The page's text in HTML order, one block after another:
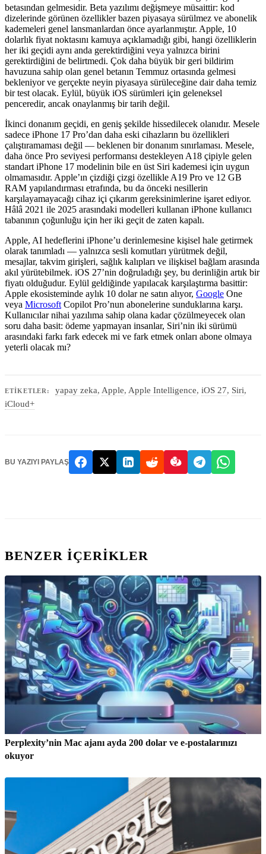
betasından gelmesidir. Beta yazılımı değişmeye müsaittir: kod
dizelerinde görünen özellikler bazen piyasaya sürülmez ve abonelik
kademeleri genel lansmanlardan önce ayarlanmıştır. Apple, 10
dolarlık fiyat noktasını kamuya açıklamadığı gibi, hangi özelliklerin
her iki geçidi aynı anda gerektirdiğini veya yalnızca birini
gerektirdiğini de belirtmedi. Çok daha büyük bir geri bildirim
havuzuna sahip olan genel betanın Temmuz ortasında gelmesi
bekleniyor ve gerçekte neyin piyasaya sürüleceğine dair daha temiz
bir test olacak. Eylül, büyük iOS sürümleri için geleneksel
penceredir, ancak onaylanmış bir tarih değil.
İkinci donanım geçidi, en geniş şekilde hissedilecek olanıdır. Mesele
sadece iPhone 17 Pro’dan daha eski cihazların bu özellikleri
çalıştıramaması değil — beklenen bir donanım sınırlaması. Mesele,
daha önce Pro seviyesi performansı destekleyen A18 çipiyle gelen
standart iPhone 17 modelinin bile en üst Siri kademesi için uygun
olmamasıdır. Apple’ın çizdiği çizgi özellikle A19 Pro ve 12 GB
RAM yapılandırması etrafında, bu da önceki nesillerin
karşılayamayacağı cihaz içi çıkarım gereksinimlerine işaret ediyor.
Hâlâ 2021 ile 2025 arasındaki modelleri kullanan iPhone kullanıcı
tabanının çoğunluğu için her iki geçit de zaten kapalı.
Apple, AI hedeflerini iPhone’u derinlemesine kişisel hale getirmek
olarak tanımladı — yalnızca sesli komutları yürütmek değil,
mesajlar, takvim girişleri, sağlık kalıpları ve ilişkisel bağlam arasında
akıl yürütebilmek. iOS 27’nin doğruladığı şey, bu derinliğin artık bir
fiyatı olduğudur. Eylül geldiğinde yapılacak karşılaştırma basittir:
Apple ekosisteminde aylık 10 dolar ne satın alıyor, Google One
veya Microsoft Copilot Pro’nun abonelerine sunduklarına karşı.
Kullanıcılar nihai yazılıma sahip olana kadar çözülmeyecek olan
soru daha basit: ödeme yapmayan insanlar, Siri’nin iki sürümü
arasındaki farkı fark edecek mi ve fark etmek onları abone olmaya
yeterli olacak mı?
ETIKETLER: yapay zeka, Apple, Apple Intelligence, iOS 27, Siri,
iCloud+
BU YAZIYI PAYLAŞ
BENZER IÇERIKLER
Perplexity’nin Mac ajanı ayda 200 dolar ve e-postalarınızı
okuyor